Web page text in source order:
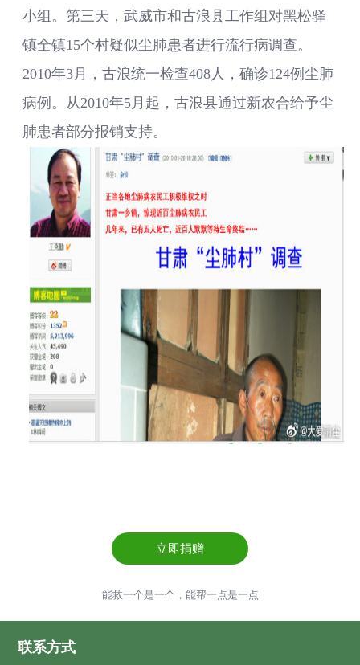
小组。第三天，武威市和古浪县工作组对黑松驿
镇全镇15个村疑似尘肺患者进行流行病调查。
2010年3月，古浪统一检查408人，确诊124例尘肺
病例。从2010年5月起，古浪县通过新农合给予尘
肺患者部分报销支持。
立即捐赠
能救一个是一个，能帮一点是一点
联系方式